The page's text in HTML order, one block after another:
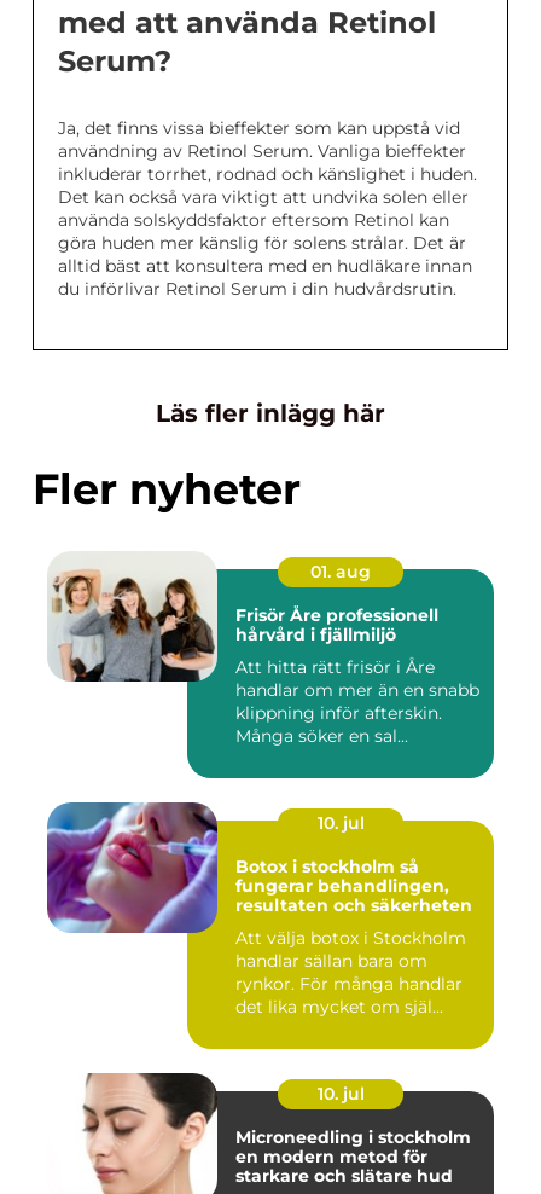
med att använda Retinol
Serum?
Ja, det finns vissa bieffekter som kan uppstå vid
användning av Retinol Serum. Vanliga bieffekter
inkluderar torrhet, rodnad och känslighet i huden.
Det kan också vara viktigt att undvika solen eller
använda solskyddsfaktor eftersom Retinol kan
göra huden mer känslig för solens strålar. Det är
alltid bäst att konsultera med en hudläkare innan
du införlivar Retinol Serum i din hudvårdsrutin.
Läs fler inlägg här
Fler nyheter
01. aug
Frisör Åre professionell
hårvård i fjällmiljö
Att hitta rätt frisör i Åre
handlar om mer än en snabb
klippning inför afterskin.
Många söker en sal...
10. jul
Botox i stockholm så
fungerar behandlingen,
resultaten och säkerheten
Att välja botox i Stockholm
handlar sällan bara om
rynkor. För många handlar
det lika mycket om själ...
10. jul
Microneedling i stockholm
en modern metod för
starkare och slätare hud